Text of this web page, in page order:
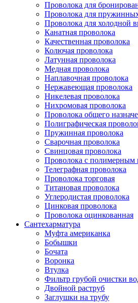
Проволока для
Проволока для
Проволока для холодной
Канатная проволока
Качественная проволока
Колючая проволока
Латунная проволока
Медная проволока
Наплавочная проволока
Нержавеющая проволока
Никелевая проволока
Нихромовая проволока
Проволока общего
Полиграфическая
Пружинная проволока
Сварочная проволока
Свинцовая проволока
Проволока с полимерным
Телеграфная проволока
Проволока торговая
Титановая проволока
Углеродистая проволока
Цинковая проволока
Проволока оцинкованная
Сантехарматура
Муфта американка
Бобышки
Бочата
Воронка
Втулка
Фильтр грубой очистки
Двойной раструб
Заглушки на трубу